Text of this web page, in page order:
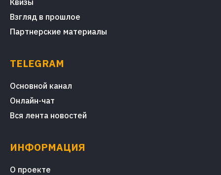
Взгляд в прошлое
Партнерские материалы
TELEGRAM
Основной канал
Онлайн-чат
Вся лента новостей
ИНФОРМАЦИЯ
О проекте